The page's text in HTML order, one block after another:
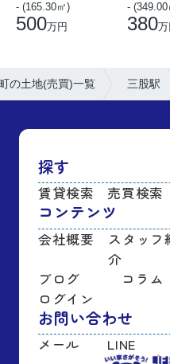
- (165.30㎡)
500万円
- (349.00
380万
の土地(売買)一覧 三股駅
探す
賃貸検索 売買検索
コンテンツ
会社概要
スタッフ
介
ブログ
コラム
ログイン
お問い合わせ
メール LINE